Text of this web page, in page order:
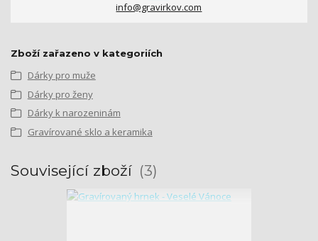
info@gravirkov.com
Zboží zařazeno v kategoriích
Dárky pro muže
Dárky pro ženy
Dárky k narozeninám
Gravírované sklo a keramika
Související zboží 3